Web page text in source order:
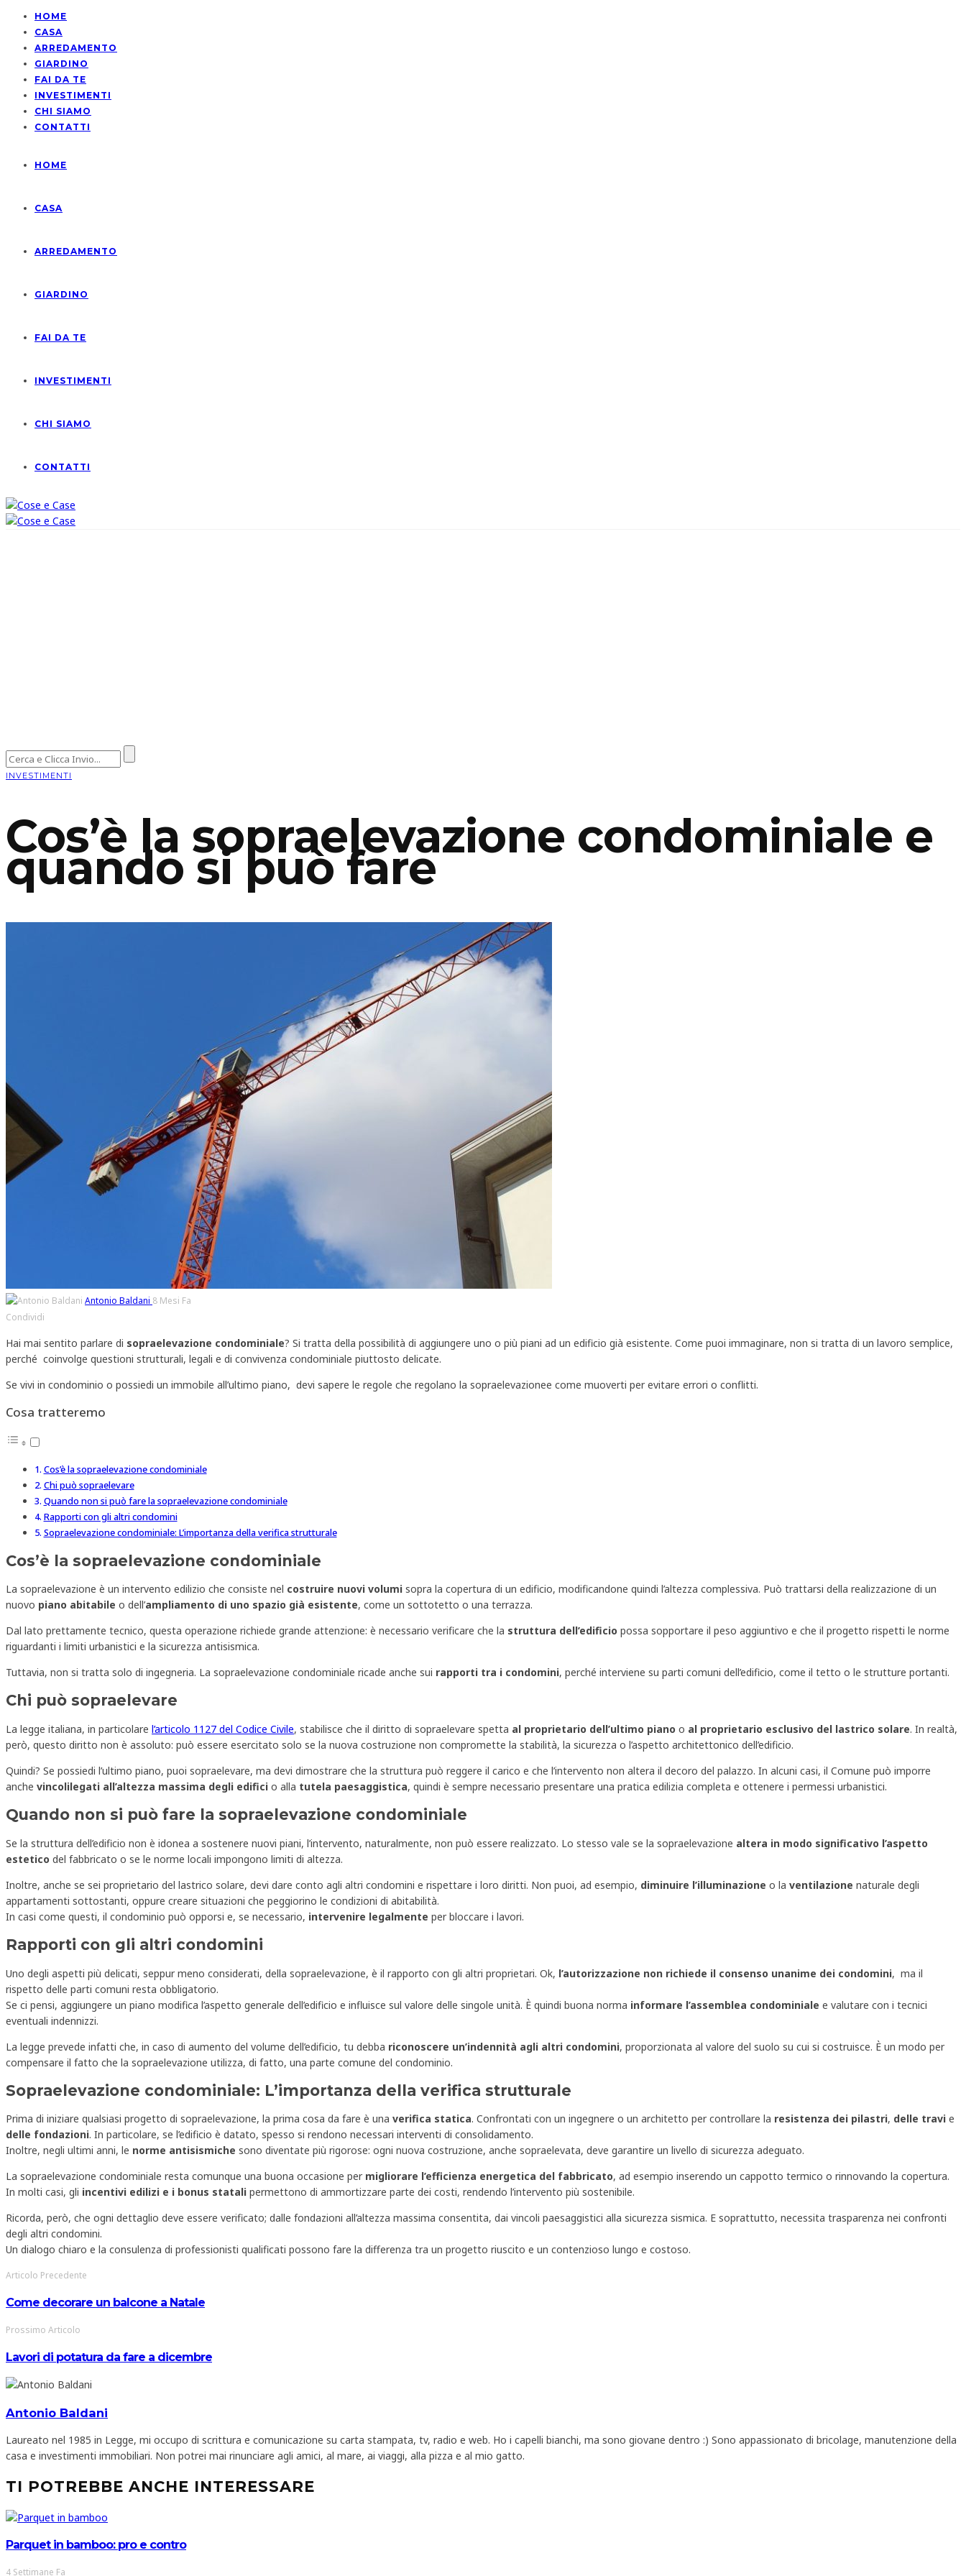
HOME
CASA
ARREDAMENTO
GIARDINO
FAI DA TE
INVESTIMENTI
CHI SIAMO
CONTATTI
HOME
CASA
ARREDAMENTO
GIARDINO
FAI DA TE
INVESTIMENTI
CHI SIAMO
CONTATTI
INVESTIMENTI
Cos’è la sopraelevazione condominiale e
quando si può fare
Antonio Baldani 8 Mesi Fa
Condividi
Hai mai sentito parlare di sopraelevazione condominiale? Si tratta della possibilità di aggiungere uno o più piani ad un edificio già esistente. Come puoi immaginare, non si tratta di un lavoro semplice,
perché coinvolge questioni strutturali, legali e di convivenza condominiale piuttosto delicate.
Se vivi in condominio o possiedi un immobile all’ultimo piano, devi sapere le regole che regolano la sopraelevazionee come muoverti per evitare errori o conflitti.
Cosa tratteremo
Cos’è la sopraelevazione condominiale
Chi può sopraelevare
Quando non si può fare la sopraelevazione condominiale
Rapporti con gli altri condomini
Sopraelevazione condominiale: L’importanza della verifica strutturale
Cos’è la sopraelevazione condominiale
La sopraelevazione è un intervento edilizio che consiste nel costruire nuovi volumi sopra la copertura di un edificio, modificandone quindi l’altezza complessiva. Può trattarsi della realizzazione di un
nuovo piano abitabile o dell’ampliamento di uno spazio già esistente, come un sottotetto o una terrazza.
Dal lato prettamente tecnico, questa operazione richiede grande attenzione: è necessario verificare che la struttura dell’edificio possa sopportare il peso aggiuntivo e che il progetto rispetti le norme
riguardanti i limiti urbanistici e la sicurezza antisismica.
Tuttavia, non si tratta solo di ingegneria. La sopraelevazione condominiale ricade anche sui rapporti tra i condomini, perché interviene su parti comuni dell’edificio, come il tetto o le strutture portanti.
Chi può sopraelevare
La legge italiana, in particolare l’articolo 1127 del Codice Civile, stabilisce che il diritto di sopraelevare spetta al proprietario dell’ultimo piano o al proprietario esclusivo del lastrico solare. In realtà,
però, questo diritto non è assoluto: può essere esercitato solo se la nuova costruzione non compromette la stabilità, la sicurezza o l’aspetto architettonico dell’edificio.
Quindi? Se possiedi l’ultimo piano, puoi sopraelevare, ma devi dimostrare che la struttura può reggere il carico e che l’intervento non altera il decoro del palazzo. In alcuni casi, il Comune può imporre
anche vincolilegati all’altezza massima degli edifici o alla tutela paesaggistica, quindi è sempre necessario presentare una pratica edilizia completa e ottenere i permessi urbanistici.
Quando non si può fare la sopraelevazione condominiale
Se la struttura dell’edificio non è idonea a sostenere nuovi piani, l’intervento, naturalmente, non può essere realizzato. Lo stesso vale se la sopraelevazione altera in modo significativo l’aspetto
estetico del fabbricato o se le norme locali impongono limiti di altezza.
Inoltre, anche se sei proprietario del lastrico solare, devi dare conto agli altri condomini e rispettare i loro diritti. Non puoi, ad esempio, diminuire l’illuminazione o la ventilazione naturale degli
appartamenti sottostanti, oppure creare situazioni che peggiorino le condizioni di abitabilità.
In casi come questi, il condominio può opporsi e, se necessario, intervenire legalmente per bloccare i lavori.
Rapporti con gli altri condomini
Uno degli aspetti più delicati, seppur meno considerati, della sopraelevazione, è il rapporto con gli altri proprietari. Ok, l’autorizzazione non richiede il consenso unanime dei condomini, ma il
rispetto delle parti comuni resta obbligatorio.
Se ci pensi, aggiungere un piano modifica l’aspetto generale dell’edificio e influisce sul valore delle singole unità. È quindi buona norma informare l’assemblea condominiale e valutare con i tecnici
eventuali indennizzi.
La legge prevede infatti che, in caso di aumento del volume dell’edificio, tu debba riconoscere un’indennità agli altri condomini, proporzionata al valore del suolo su cui si costruisce. È un modo per
compensare il fatto che la sopraelevazione utilizza, di fatto, una parte comune del condominio.
Sopraelevazione condominiale: L’importanza della verifica strutturale
Prima di iniziare qualsiasi progetto di sopraelevazione, la prima cosa da fare è una verifica statica. Confrontati con un ingegnere o un architetto per controllare la resistenza dei pilastri, delle travi e
delle fondazioni. In particolare, se l’edificio è datato, spesso si rendono necessari interventi di consolidamento.
Inoltre, negli ultimi anni, le norme antisismiche sono diventate più rigorose: ogni nuova costruzione, anche sopraelevata, deve garantire un livello di sicurezza adeguato.
La sopraelevazione condominiale resta comunque una buona occasione per migliorare l’efficienza energetica del fabbricato, ad esempio inserendo un cappotto termico o rinnovando la copertura.
In molti casi, gli incentivi edilizi e i bonus statali permettono di ammortizzare parte dei costi, rendendo l’intervento più sostenibile.
Ricorda, però, che ogni dettaglio deve essere verificato; dalle fondazioni all’altezza massima consentita, dai vincoli paesaggistici alla sicurezza sismica. E soprattutto, necessita trasparenza nei confronti
degli altri condomini.
Un dialogo chiaro e la consulenza di professionisti qualificati possono fare la differenza tra un progetto riuscito e un contenzioso lungo e costoso.
Articolo Precedente
Come decorare un balcone a Natale
Prossimo Articolo
Lavori di potatura da fare a dicembre
Antonio Baldani
Laureato nel 1985 in Legge, mi occupo di scrittura e comunicazione su carta stampata, tv, radio e web. Ho i capelli bianchi, ma sono giovane dentro :) Sono appassionato di bricolage, manutenzione della
casa e investimenti immobiliari. Non potrei mai rinunciare agli amici, al mare, ai viaggi, alla pizza e al mio gatto.
TI POTREBBE ANCHE INTERESSARE
Parquet in bamboo: pro e contro
4 Settimane Fa